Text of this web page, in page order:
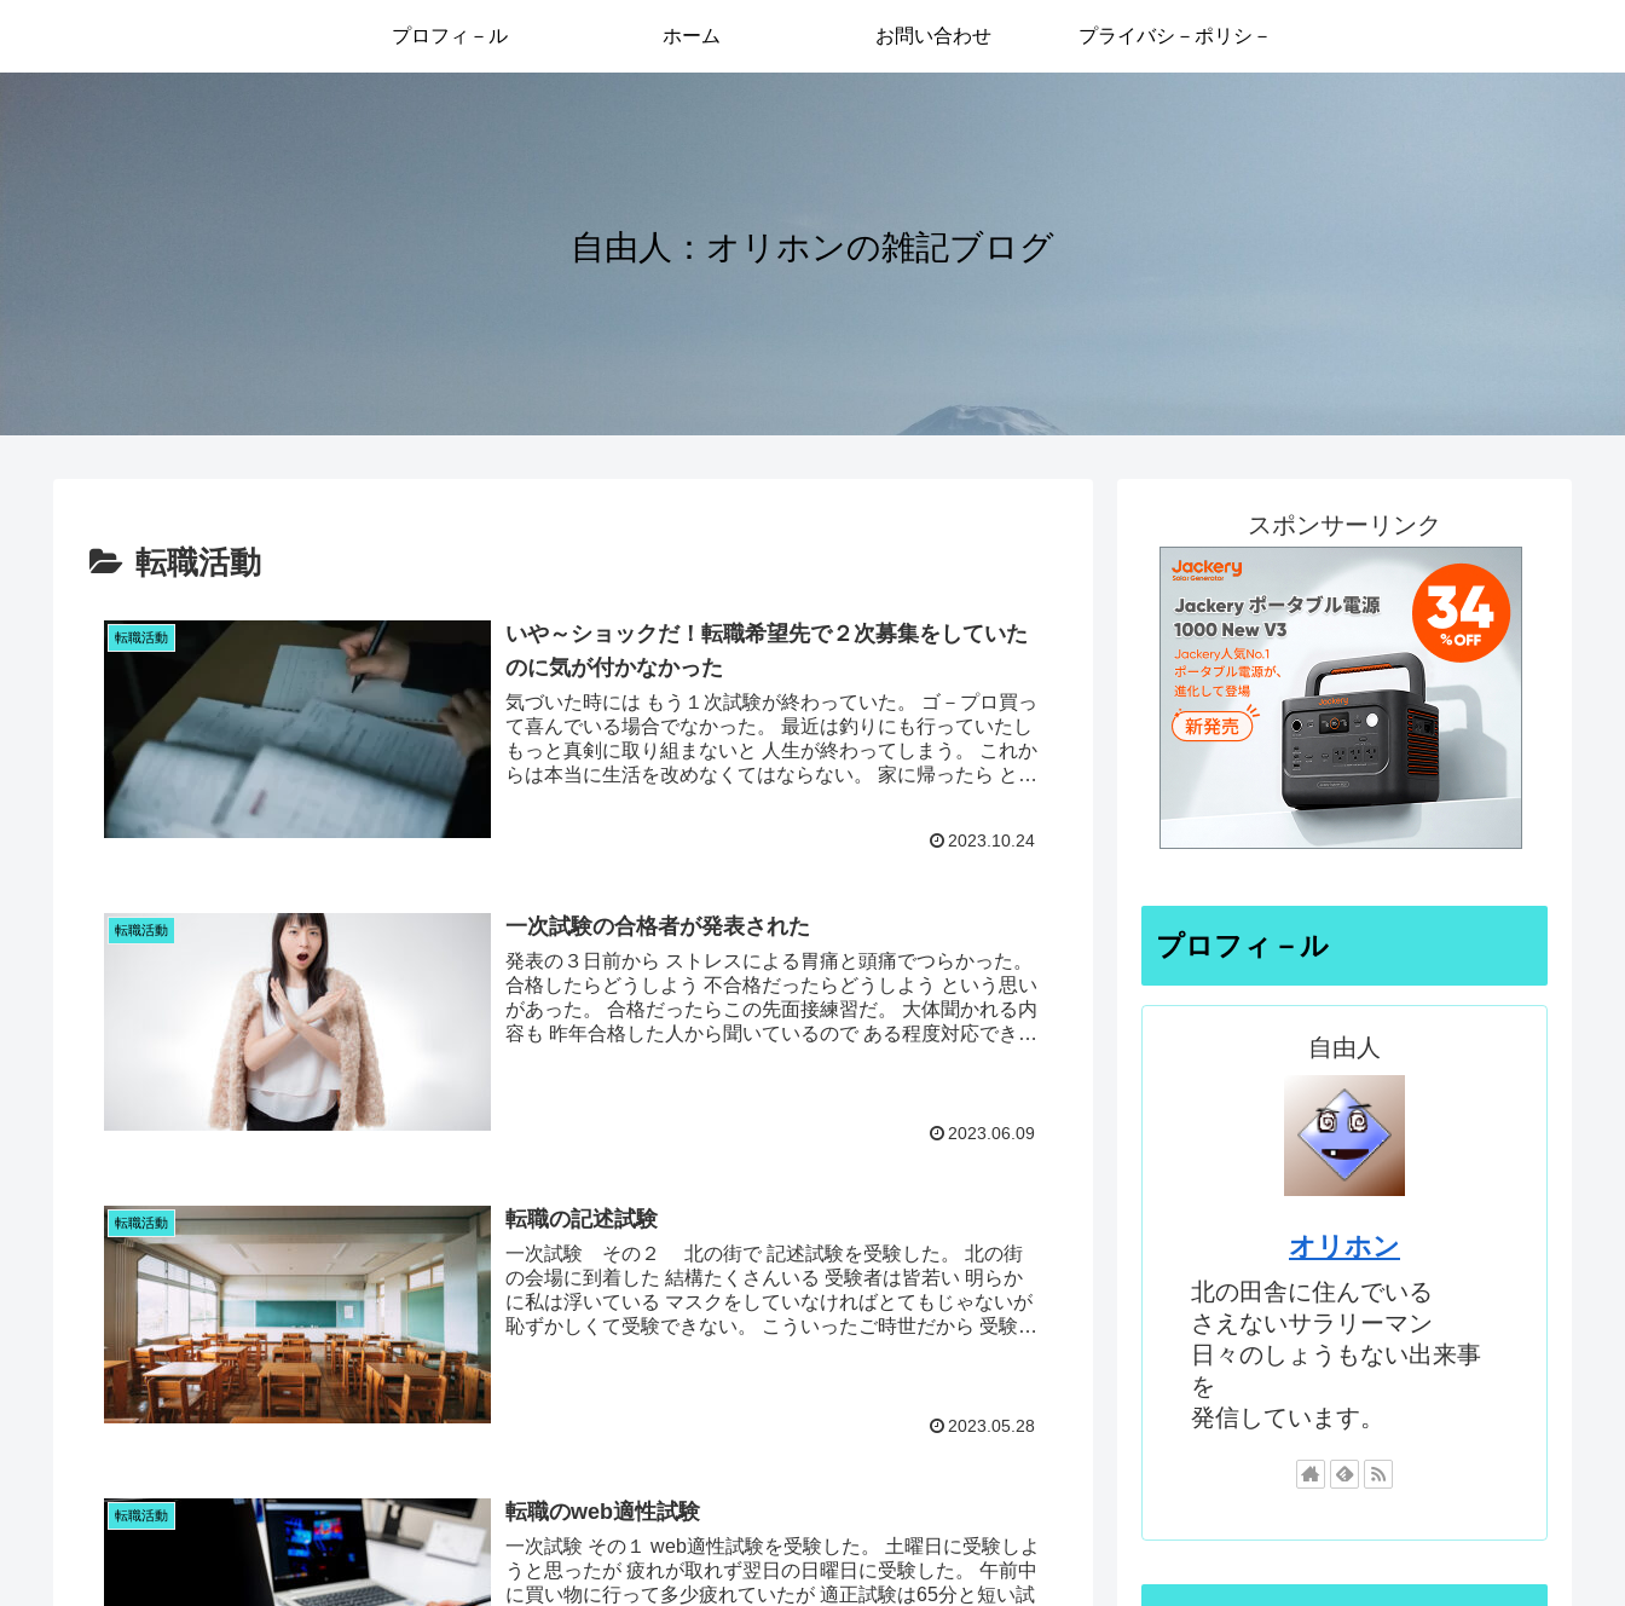
自由人：オリホンの雑記ブログ
プロフィ－ル ホーム お問い合わせ プライバシ－ポリシ－
転職活動
転職活動
いや～ショックだ！転職希望先で２次募集をしていた
のに気が付かなかった
気づいた時には もう１次試験が終わっていた。 ゴ－プロ買っ
て喜んでいる場合でなかった。 最近は釣りにも行っていたし
もっと真剣に取り組まないと 人生が終わってしまう。 これか
らは本当に生活を改めなくてはならない。 家に帰ったら とに
2023.10.24
転職活動 一次試験の合格者が発表された
発表の３日前から ストレスによる胃痛と頭痛でつらかった。
合格したらどうしよう 不合格だったらどうしよう という思い
があった。 合格だったらこの先面接練習だ。 大体聞かれる内
容も 昨年合格した人から聞いているので ある程度対応できそ
2023.06.09
転職活動 転職の記述試験
一次試験 その２ 北の街で 記述試験を受験した。 北の街
の会場に到着した 結構たくさんいる 受験者は皆若い 明らか
に私は浮いている マスクをしていなければとてもじゃないが
恥ずかしくて受験できない。 こういったご時世だから 受験が
2023.05.28
転職活動 転職のweb適性試験
一次試験 その１ web適性試験を受験した。 土曜日に受験しよ
うと思ったが 疲れが取れず翌日の日曜日に受験した。 午前中
に買い物に行って多少疲れていたが 適正試験は65分と短い試
スポンサーリンク
プロフィ－ル
自由人
オリホン
北の田舎に住んでいる
さえないサラリーマン
日々のしょうもない出来事
を
発信しています。